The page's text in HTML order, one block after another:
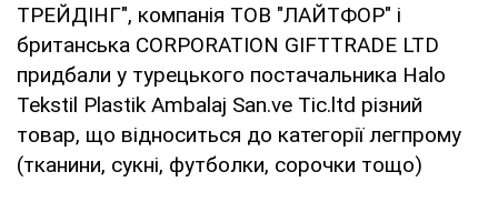
ТРЕЙДІНГ", компанія ТОВ "ЛАЙТФОР" і
британська CORPORATION GIFTTRADE LTD
придбали у турецького постачальника Halo
Tekstil Plastik Ambalaj San.ve Tic.ltd різний
товар, що відноситься до категорії легпрому
(тканини, сукні, футболки, сорочки тощо)